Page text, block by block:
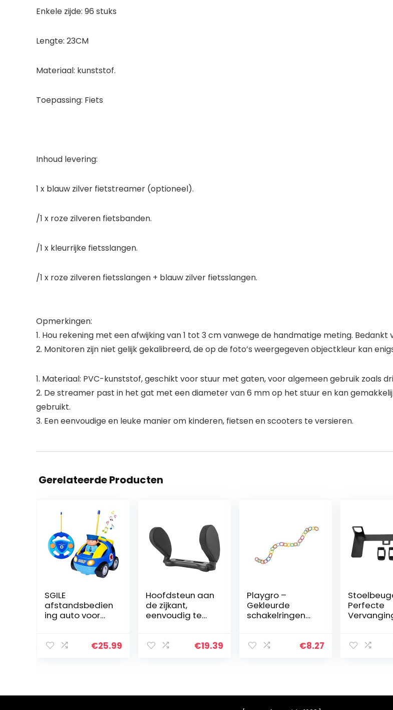
Enkele zijde: 96 stuks
Lengte: 23CM
Materiaal: kunststof.
Toepassing: Fiets
Inhoud levering:
1 x blauw zilver fietstreamer (optioneel).
/1 x roze zilveren fietsbanden.
/1 x kleurrijke fietsslangen.
/1 x roze zilveren fietsslangen + blauw zilver fietsslangen.
Opmerkingen:
1. Hou rekening met een afwijking van 1 tot 3 cm vanwege de handmatige meting. Bedankt
2. Monitoren zijn niet gelijk gekalibreerd, de op de foto’s weergegeven objectkleur kan
1. Materiaal: PVC-kunststof, geschikt voor stuur met gaten, voor algemeen gebruik zoals
2. De streamer past in het gat met een diameter van 6 mm op het stuur en kan
gebruikt.
3. Een eenvoudige en leuke manier om kinderen, fietsen en scooters te versieren.
Gerelateerde Producten
SGILE
afstandsbedien
ing auto voor
RC politieauto
€25.99
Hoofdsteun aan
de zijkant,
eenvoudig te
autostoeltjes
€19.39
Playgro –
Gekleurde
schakelringen
€8.27
Perfecte